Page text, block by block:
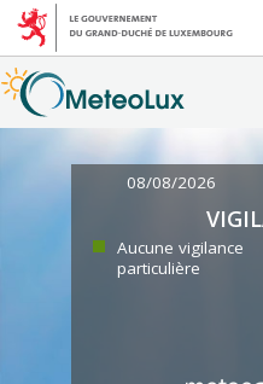
08/08/2026
Aucune vigilance
particulière